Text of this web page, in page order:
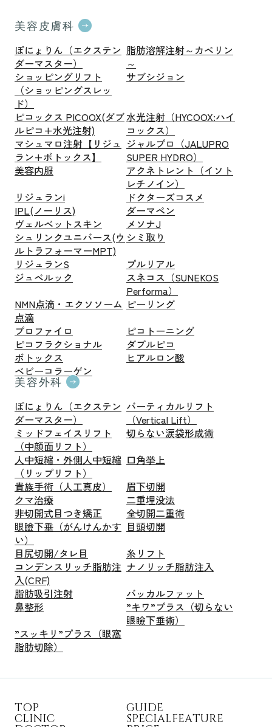
美容皮膚科
ぽにょりん（エクステン
ダーマスター）
脂肪溶解注射～カベリン
～
ショッピングリフト
（ショッピングスレッ
ド）
サブシジョン
ピコックス PICOOX(ダブ
ルピコ+水光注射)
水光注射（HYCOOX:ハイ
コックス）
マシュマロ注射【リジュ
ラン+ボトックス】
ジャルプロ（JALUPRO
SUPER HYDRO）
美容内服
アクネトレント（イソト
レチノイン）
リジュランi
ドクターズコスメ
IPL(ノーリス)
ダーマペン
ヴェルベットスキン
メソナJ
シュリンクユニバース(ウ
ルトラフォーマーMPT)
シミ取り
リジュランS
プルリアル
ジュベルック
スネコス（SUNEKOS
Performa）
NMN点滴・エクソソーム
点滴
ピーリング
プロファイロ
ピコトーニング
ピコフラクショナル
ダブルピコ
ボトックス
ヒアルロン酸
ベビーコラーゲン
美容外科
ぽにょりん（エクステン
ダーマスター）
バーティカルリフト
（Vertical Lift）
ミッドフェイスリフト
（中顔面リフト）
切らない涙袋形成術
人中短縮・外側人中短縮
（リップリフト）
口角挙上
貴族手術（人工真皮）
眉下切開
クマ治療
二重埋没法
非切開式目つき矯正
全切開二重術
眼瞼下垂（がんけんかす
い）
目頭切開
目尻切開/タレ目
糸リフト
コンデンスリッチ脂肪注
入(CRF)
ナノリッチ脂肪注入
脂肪吸引注射
バッカルファット
鼻整形
”キワ”プラス（切らない
眼瞼下垂術）
”スッキリ”プラス（眼窩
脂肪切除）
TOP GUIDE
CLINIC SPECIALFEATURE